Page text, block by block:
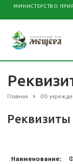
МИНИСТЕРСТВО
Главная Об
Реквизиты
Наименование: